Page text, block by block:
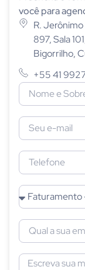
você para
R.
897, Sala
Bigorrilho,
+55 41